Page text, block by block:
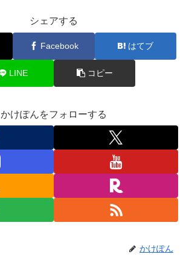
シェアする
Facebook はてブ
LINE コピー
かけぽんをフォローする
かけぽん